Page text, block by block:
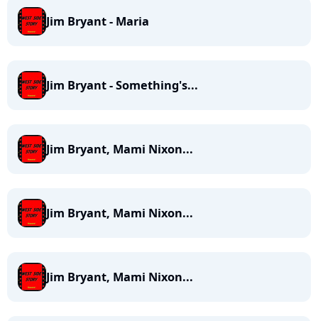
Jim Bryant - Maria
Jim Bryant - Something's...
Jim Bryant, Mami Nixon...
Jim Bryant, Mami Nixon...
Jim Bryant, Mami Nixon...